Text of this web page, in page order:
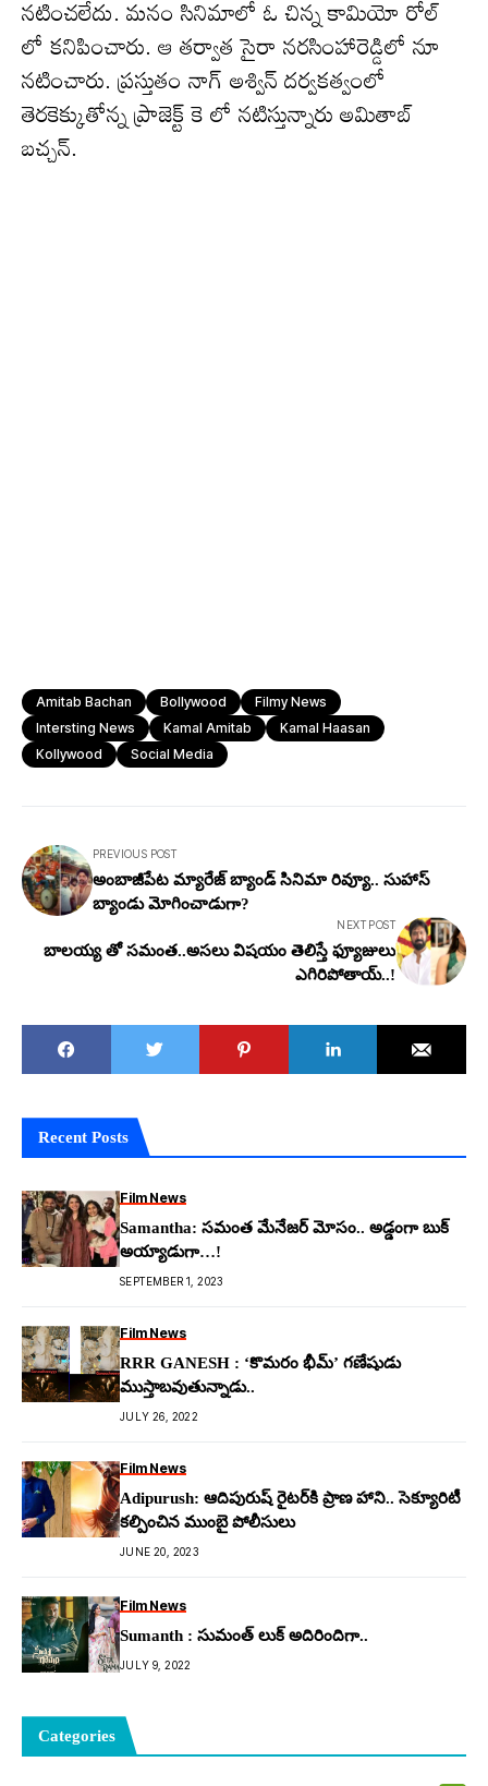
నటించలేదు. మనం సినిమాలో ఓ చిన్న కామియో రోల్
లో కనిపించారు. ఆ తర్వాత సైరా నరసింహారెడ్డిలో నూ
నటించారు. ప్రస్తుతం నాగ్ అశ్విన్ దర్వకత్వంలో
తెరకెక్కుతోన్న ప్రాజెక్ట్ కె లో నటిస్తున్నారు అమితాబ్
బచ్చన్.
Amitab Bachan Bollywood
Filmy News
Intersting News
Kamal Amitab
Kamal Haasan
Kollywood
Social Media
PREVIOUS POST
అంబాజీపేట మ్యారేజ్ బ్యాండ్ సినిమా రివ్యూ.. సుహాస్
బ్యాండు మోగించాడుగా?
NEXT POST
బాలయ్య తో సమంత..అసలు విషయం తెలిస్తే ఫ్యూజులు
ఎగిరిపోతాయ్..!
Recent Posts
Film News
Samantha: స‌మంత మేనేజ‌ర్ మోసం.. అడ్డంగా బుక్
అయ్యాడుగా…!
SEPTEMBER 1, 2023
Film News
RRR GANESH : ‘కొమరం భీమ్’ గణేషుడు
ముస్తాబవుతున్నాడు..
JULY 26, 2022
Film News
Adipurush: ఆదిపురుష్ రైట‌ర్‌కి ప్రాణ హాని.. సెక్యూరిటీ
క‌ల్పించిన ముంబై పోలీసులు
JUNE 20, 2023
Film News
Sumanth : సుమంత్ లుక్ అదిరిందిగా..
JULY 9, 2022
Categories